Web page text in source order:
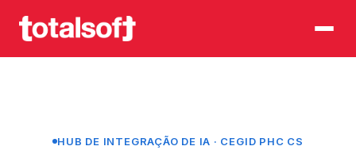
HUB DE INTEGRAÇÃO DE IA · CEGID PHC CS